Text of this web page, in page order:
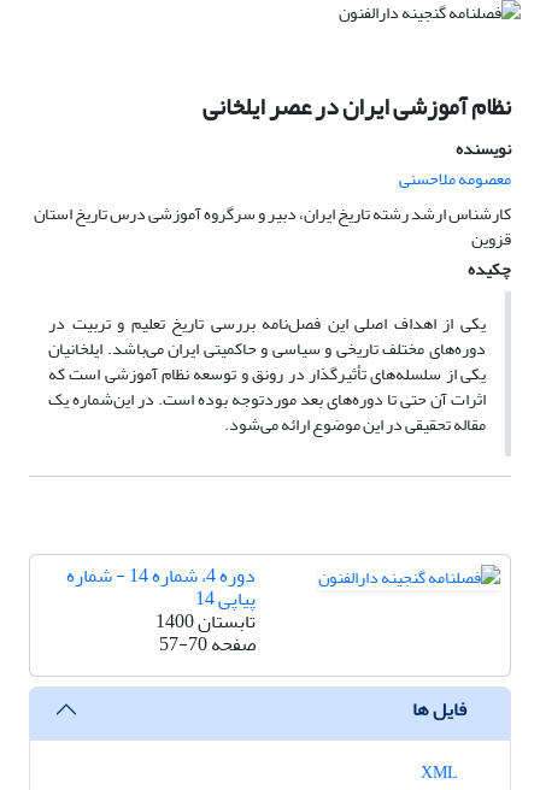
نظام آموزشی ایران در عصر ایلخانی
نویسنده
معصومه ملاحسنی
کارشناس ارشد رشته تاریخ ایران، دبیر و سرگروه آموزشی درس تاریخ استان
قزوین
چکیده
یکی از اهداف اصلی این فصل‌نامه بررسی تاریخ تعلیم و تربیت در
دوره‌های مختلف تاریخی و سیاسی و حاکمیتی ایران می‌باشد. ایلخانیان
یکی از سلسله‌های تأثیرگذار در رونق و توسعه نظام آموزشی است که
اثرات آن حتی تا دوره‌های بعد موردتوجه بوده است. در این‌شماره یک
مقاله تحقیقی در این موضوع ارائه می‌شود.
دوره 4، شماره 14 - شماره
پیاپی 14
تابستان 1400
صفحه57-70
فایل ها